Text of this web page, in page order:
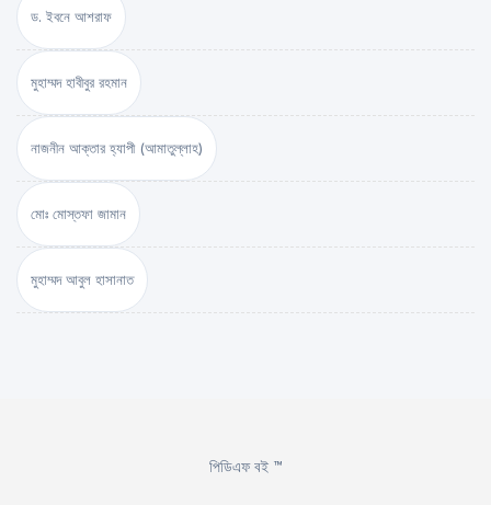
ড. ইবনে আশরাফ
মুহাম্মদ হাবীবুর রহমান
নাজনীন আক্তার হ্যাপী (আমাতুল্লাহ)
মোঃ মোস্তফা জামান
মুহাম্মদ আবুল হাসানাত
পিডিএফ বই ™